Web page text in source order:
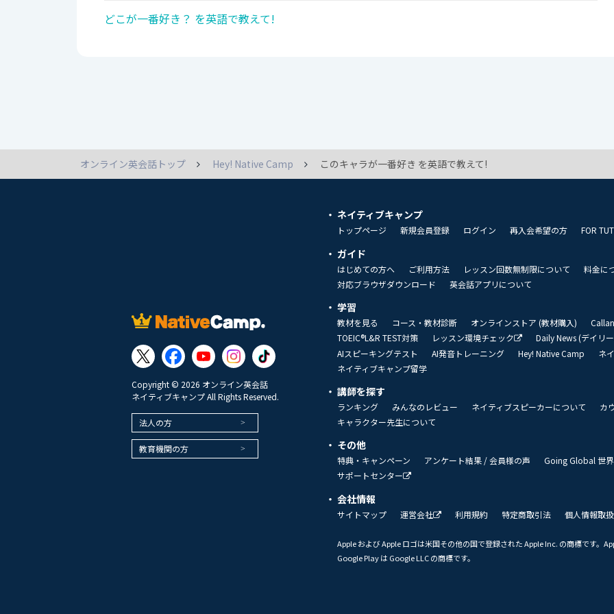
どこが一番好き？ を英語で教えて!
オンライン英会話トップ Hey! Native Camp このキャラが一番好き を英語で教えて!
Copyright © 2026 オンライン英会話
ネイティブキャンプ All Rights Reserved.
法人の方
教育機関の方
ネイティブキャンプ
トップページ 新規会員登録 ログイン 再入会希望の方 FOR
ガイド
はじめての方へ ご利用方法 レッスン回数無制限について 料金に
対応ブラウザダウンロード
英会話アプリについて
学習
教材を見る コース・教材診断 オンラインストア (教材購入)
TOEIC®L&R TEST対策
レッスン環境チェック Daily News (デイリ
AIスピーキングテスト
AI発音トレーニング Hey! Native Camp ネ
ネイティブキャンプ留学
講師を探す
ランキング みんなのレビュー ネイティブスピーカーについて
カ
キャラクター先生について
その他
特典・キャンペーン アンケート結果 / 会員様の声 Going Global 世
サポートセンター
会社情報
サイトマップ 運営会社 利用規約 特定商取引法 個人情報取
Apple および Apple ロゴは米国その他の国で登録された Apple Inc. の商標です。
Google Play は Google LLC の商標です。